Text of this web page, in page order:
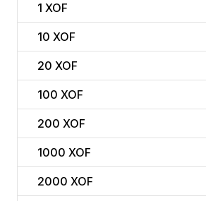
1 XOF
10 XOF
20 XOF
100 XOF
200 XOF
1000 XOF
2000 XOF